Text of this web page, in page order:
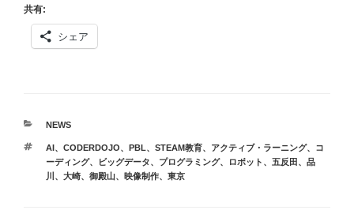
共有:
シェア
カ
ゴ
ー
NEWS
タ
グ
AI、 CODERDOJO、 PBL、 STEAM教育、 アクティブ・ラーニング、
コ
ーディング、 ビッグデータ、 プログラミング、 ロボット 、 五反田 、 品
川 、 大崎、 御殿山、 映像制作、 東京